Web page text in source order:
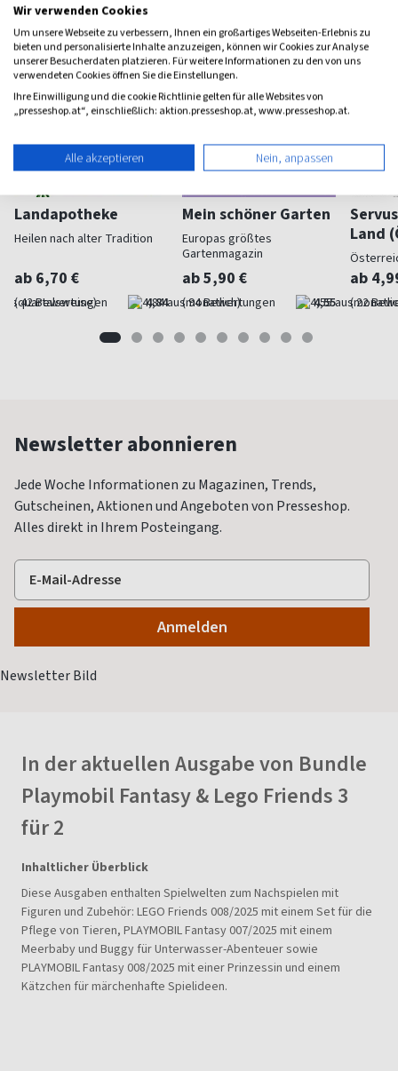
Landapotheke
Heilen nach alter Tradition
ab 6,70 €
(quartalsweise) 4,84
Mein schöner Garten
Europas größtes
Gartenmagazin
ab 5,90 €
(monatlich) 4,55
Land
ab
Newsletter abonnieren
Jede Woche Informationen zu Magazinen, Trends,
Gutscheinen, Aktionen und Angeboten von Presseshop.
Alles direkt in Ihrem Posteingang.
In der aktuellen Ausgabe von Bundle
Playmobil Fantasy & Lego Friends 3
für 2
Inhaltlicher Überblick
Diese Ausgaben enthalten Spielwelten zum Nachspielen mit
Figuren und Zubehör: LEGO Friends 008/2025 mit einem Set für die
Pflege von Tieren, PLAYMOBIL Fantasy 007/2025 mit einem
Meerbaby und Buggy für Unterwasser-Abenteuer sowie
PLAYMOBIL Fantasy 008/2025 mit einer Prinzessin und einem
Kätzchen für märchenhafte Spielideen.
Wir verwenden Cookies
Um unsere Webseite zu verbessern, Ihnen ein großartiges Webseiten-Erlebnis zu
bieten und personalisierte Inhalte anzuzeigen, können wir Cookies zur Analyse
unserer Besucherdaten platzieren. Für weitere Informationen zu den von uns
verwendeten Cookies öffnen Sie die Einstellungen.
Ihre Einwilligung und die cookie Richtlinie gelten für alle Websites von
„presseshop.at“, einschließlich: aktion.presseshop.at, www.presseshop.at.
Alle akzeptieren Nein, anpassen